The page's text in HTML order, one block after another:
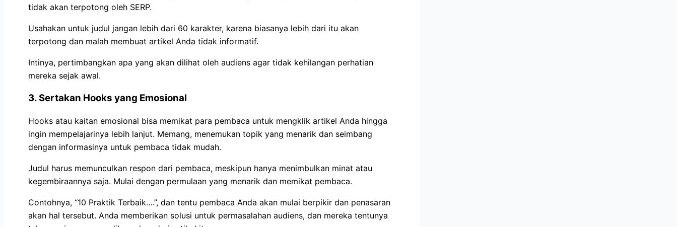
tidak akan terpotong oleh SERP.
Usahakan untuk judul jangan lebih dari 60 karakter, karena biasanya lebih dari itu akan
terpotong dan malah membuat artikel Anda tidak informatif.
Intinya, pertimbangkan apa yang akan dilihat oleh audiens agar tidak kehilangan perhatian
mereka sejak awal.
3. Sertakan Hooks yang Emosional
Hooks atau kaitan emosional bisa memikat para pembaca untuk mengklik artikel Anda hingga
ingin mempelajarinya lebih lanjut. Memang, menemukan topik yang menarik dan seimbang
dengan informasinya untuk pembaca tidak mudah.
Judul harus memunculkan respon dari pembaca, meskipun hanya menimbulkan minat atau
kegembiraannya saja. Mulai dengan permulaan yang menarik dan memikat pembaca.
Contohnya, “10 Praktik Terbaik….”, dan tentu pembaca Anda akan mulai berpikir dan penasaran
akan hal tersebut. Anda memberikan solusi untuk permasalahan audiens, dan mereka tentunya